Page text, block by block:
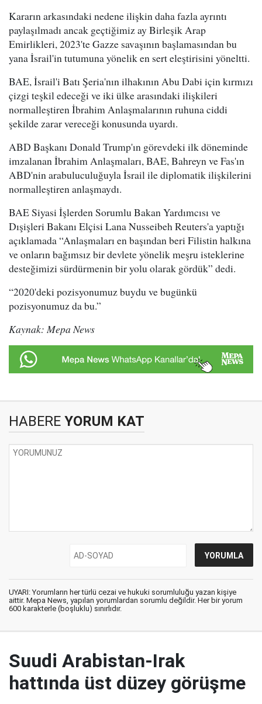
Kararın arkasındaki nedene ilişkin daha fazla ayrıntı
paylaşılmadı ancak geçtiğimiz ay Birleşik Arap
Emirlikleri, 2023'te Gazze savaşının başlamasından bu
yana İsrail'in tutumuna yönelik en sert eleştirisini yöneltti.
BAE, İsrail'i Batı Şeria'nın ilhakının Abu Dabi için kırmızı
çizgi teşkil edeceği ve iki ülke arasındaki ilişkileri
normalleştiren İbrahim Anlaşmalarının ruhuna ciddi
şekilde zarar vereceği konusunda uyardı.
ABD Başkanı Donald Trump'ın görevdeki ilk döneminde
imzalanan İbrahim Anlaşmaları, BAE, Bahreyn ve Fas'ın
ABD'nin arabuluculuğuyla İsrail ile diplomatik ilişkilerini
normalleştiren anlaşmaydı.
BAE Siyasi İşlerden Sorumlu Bakan Yardımcısı ve
Dışişleri Bakanı Elçisi Lana Nusseibeh Reuters'a yaptığı
açıklamada “Anlaşmaları en başından beri Filistin halkına
ve onların bağımsız bir devlete yönelik meşru isteklerine
desteğimizi sürdürmenin bir yolu olarak gördük” dedi.
“2020'deki pozisyonumuz buydu ve bugünkü
pozisyonumuz da bu.”
Kaynak: Mepa News
HABERE YORUM KAT
UYARI: Yorumların her türlü cezai ve hukuki sorumluluğu yazan kişiye
aittir. Mepa News, yapılan yorumlardan sorumlu değildir. Her bir yorum
600 karakterle (boşluklu) sınırlıdır.
Suudi Arabistan-Irak
hattında üst düzey görüşme